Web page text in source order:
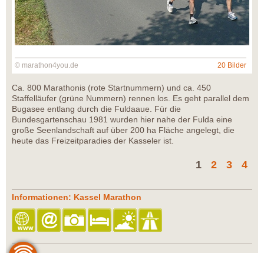
© marathon4you.de 20 Bilder
Ca. 800 Marathonis (rote Startnummern) und ca. 450
Staffelläufer (grüne Nummern) rennen los. Es geht parallel dem
Bugasee entlang durch die Fuldaaue. Für die
Bundesgartenschau 1981 wurden hier nahe der Fulda eine
große Seenlandschaft auf über 200 ha Fläche angelegt, die
heute das Freizeitparadies der Kasseler ist.
1 2 3 4
Informationen: Kassel Marathon